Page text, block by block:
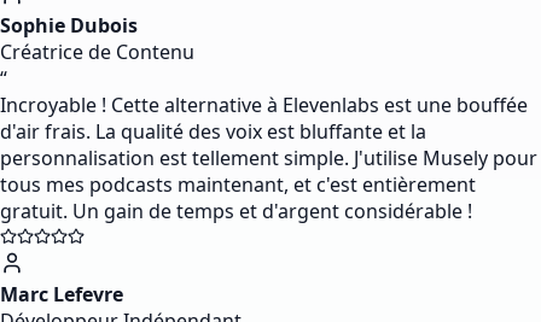
Sophie Dubois
Créatrice de Contenu
“
Incroyable ! Cette alternative à Elevenlabs est une bouffée
d'air frais. La qualité des voix est bluffante et la
personnalisation est tellement simple. J'utilise Musely pour
tous mes podcasts maintenant, et c'est entièrement
gratuit. Un gain de temps et d'argent considérable !
Marc Lefevre